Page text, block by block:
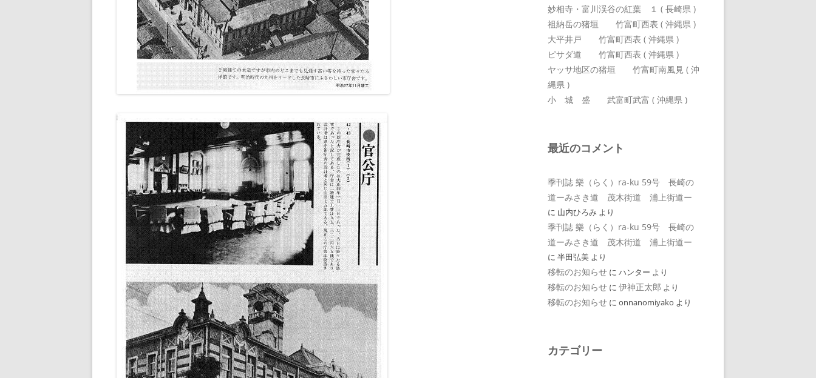
妙相寺・富川渓谷の紅葉 １ ( 長崎県 )
祖納岳の猪垣 竹富町西表 ( 沖縄県 )
大平井戸 竹富町西表 ( 沖縄県 )
ピサダ道 竹富町西表 ( 沖縄県 )
ヤッサ地区の猪垣 竹富町南風見 ( 沖
縄県 )
小 城 盛 武富町武富 ( 沖縄県 )
最近のコメント
季刊誌 樂（らく）ra-ku 59号 長崎の
道ーみさき道 茂木街道 浦上街道ー
に 山内ひろみ より
季刊誌 樂（らく）ra-ku 59号 長崎の
道ーみさき道 茂木街道 浦上街道ー
に 半田弘美 より
移転のお知らせ に ハンター より
移転のお知らせ に 伊神正太郎 より
移転のお知らせ に onnanomiyako より
カテゴリー